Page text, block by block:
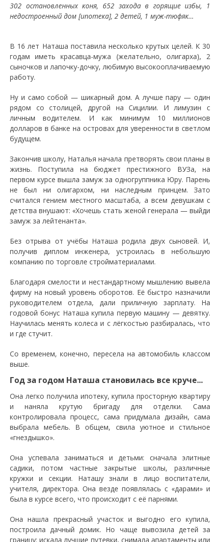
302 остановленных коня, 652 захода в горящие избы, 1
недостроенный дом [ипотека], 2 детей, 1 муж-тюфяк…
В 16 лет Наташа поставила несколько крутых целей. К 30
годам иметь красавца-мужа (желательно, олигарха), 2
сыночков и лапочку-дочку, любимую высокооплачиваемую
работу.
Ну и само собой — шикарный дом. А лучше пару — один
рядом со столицей, другой на Сицилии. И лимузин с
личным водителем. И как минимум 10 миллионов
долларов в банке на островах для уверенности в светлом
будущем.
Закончив школу, Наталья начала претворять свои планы в
жизнь. Поступила на бюджет престижного ВУЗа, на
первом курсе вышла замуж за одногруппника Юру. Парень
не был ни олигархом, ни наследным принцем. Зато
считался гением местного масштаба, а всем девушкам с
детства внушают: «Хочешь стать женой генерала — выйди
замуж за лейтенанта».
Без отрыва от учёбы Наташа родила двух сыновей. И,
получив диплом инженера, устроилась в небольшую
компанию по торговле стройматериалами.
Благодаря смелости и нестандартному мышлению вывела
фирму на новый уровень оборотов. Её быстро назначили
руководителем отдела, дали приличную зарплату. На
годовой бонус Наташа купила первую машину — девятку.
Научилась менять колеса и с лёгкостью разбиралась, что
и где стучит.
Со временем, конечно, пересела на автомобиль классом
выше.
Год за годом Наташа становилась все круче...
Она легко получила ипотеку, купила просторную квартиру
и наняла крутую бригаду для отделки. Сама
контролировала процесс, сама придумала дизайн, сама
выбрала мебель. В общем, свила уютное и стильное
«гнездышко».
Она успевала заниматься и детьми: сначала элитные
садики, потом частные закрытые школы, различные
кружки и секции. Наташу знали в лицо воспитатели,
учителя, директора. Она везде появлялась с «дарами» и
была в курсе всего, что происходит с её парнями.
Она нашла прекрасный участок и выгодно его купила,
построила дачный домик. Но чаще вывозила детей за
границу: искала лучшие путевки, снимала апартаменты или